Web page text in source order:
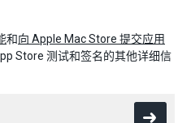
和向 Apple Mac Store 提交应用
Store 测试和签名的其他详细信